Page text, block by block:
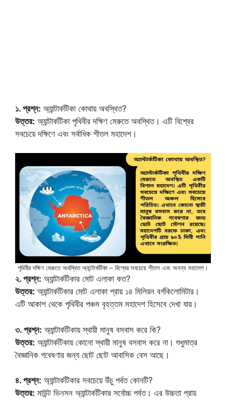
১. প্রশ্ন: অ্যান্টার্কটিকা কোথায় অবস্থিত?
উত্তর: অ্যান্টার্কটিকা পৃথিবীর দক্ষিণ মেরুতে অবস্থিত। এটি বিশ্বের
সবচেয়ে দক্ষিণে এবং সর্বাধিক শীতল মহাদেশ।
পৃথিবীর দক্ষিণ মেরুতে অবস্থিত অ্যান্টার্কটিকা – বিশ্বের সবচেয়ে শীতল এবং অনন্য মহাদেশ।
২. প্রশ্ন: অ্যান্টার্কটিকার মোট এলাকা কত?
উত্তর: অ্যান্টার্কটিকার মোট এলাকা প্রায় ১৪ মিলিয়ন বর্গকিলোমিটার।
এটি আকাশ থেকে পৃথিবীর পঞ্চম বৃহত্তম মহাদেশ হিসেবে দেখা যায়।
৩. প্রশ্ন: অ্যান্টার্কটিকায় স্থায়ী মানুষ বসবাস করে কি?
উত্তর: অ্যান্টার্কটিকায় কোনো স্থায়ী মানুষ বসবাস করে না। শুধুমাত্র
বৈজ্ঞানিক গবেষণার জন্য ছোট ছোট আবাসিক বেস আছে।
৪. প্রশ্ন: অ্যান্টার্কটিকার সবচেয়ে উঁচু পর্বত কোনটি?
উত্তর: মাউন্ট ভিনসন অ্যান্টার্কটিকার সর্বোচ্চ পর্বত। এর উচ্চতা প্রায়